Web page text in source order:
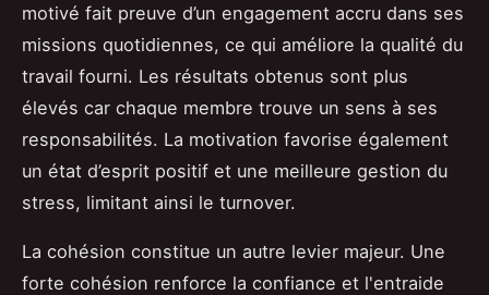
motivé fait preuve d’un engagement accru dans ses
missions quotidiennes, ce qui améliore la qualité du
travail fourni. Les résultats obtenus sont plus
élevés car chaque membre trouve un sens à ses
responsabilités. La motivation favorise également
un état d’esprit positif et une meilleure gestion du
stress, limitant ainsi le turnover.
La cohésion constitue un autre levier majeur. Une
forte cohésion renforce la confiance et l'entraide